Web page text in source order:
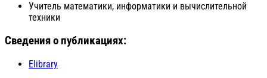
Учитель математики, информатики и вычислительной
техники
Сведения о публикациях:
Elibrary